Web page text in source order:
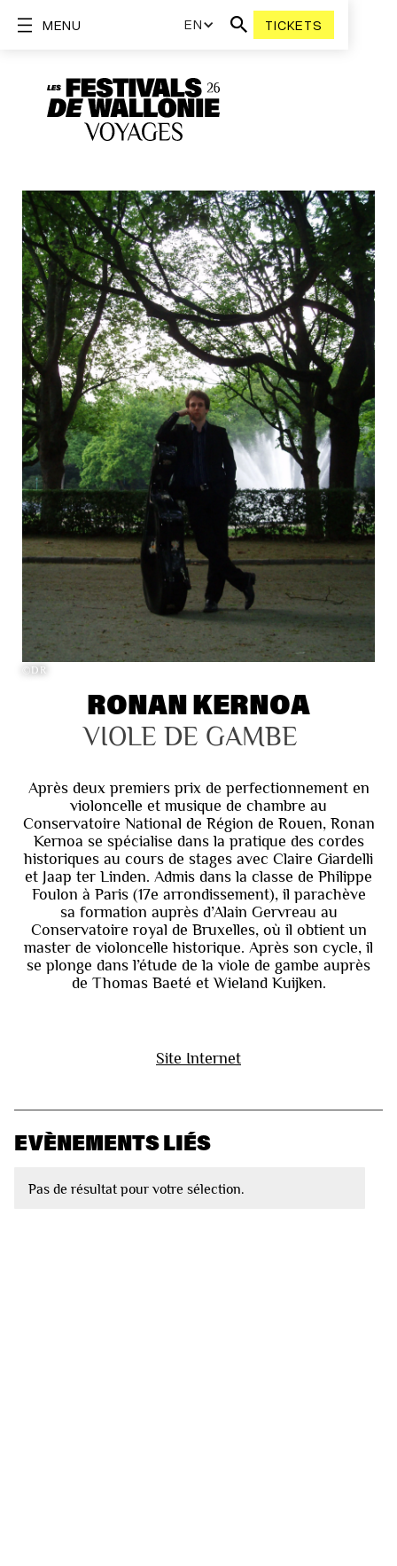
EN TICKETS
MENU
©DR
RONAN KERNOA
VIOLE DE GAMBE
Après deux premiers prix de perfectionnement en
violoncelle et musique de chambre au
Conservatoire National de Région de Rouen, Ronan
Kernoa se spécialise dans la pratique des cordes
historiques au cours de stages avec Claire Giardelli
et Jaap ter Linden. Admis dans la classe de Philippe
Foulon à Paris (17e arrondissement), il parachève
sa formation auprès d’Alain Gervreau au
Conservatoire royal de Bruxelles, où il obtient un
master de violoncelle historique. Après son cycle, il
se plonge dans l’étude de la viole de gambe auprès
de Thomas Baeté et Wieland Kuijken.
Site Internet
EVÈNEMENTS LIÉS
Pas de résultat pour votre sélection.